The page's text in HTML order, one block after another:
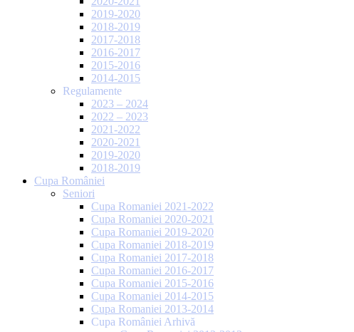
2019-2020
2018-2019
2017-2018
2016-2017
2015-2016
2014-2015
Regulamente
2023 – 2024
2022 – 2023
2021-2022
2020-2021
2019-2020
2018-2019
Cupa României
Seniori
Cupa Romaniei 2021-2022
Cupa Romaniei 2020-2021
Cupa Romaniei 2019-2020
Cupa Romaniei 2018-2019
Cupa Romaniei 2017-2018
Cupa Romaniei 2016-2017
Cupa Romaniei 2015-2016
Cupa Romaniei 2014-2015
Cupa Romaniei 2013-2014
Cupa României Arhivă